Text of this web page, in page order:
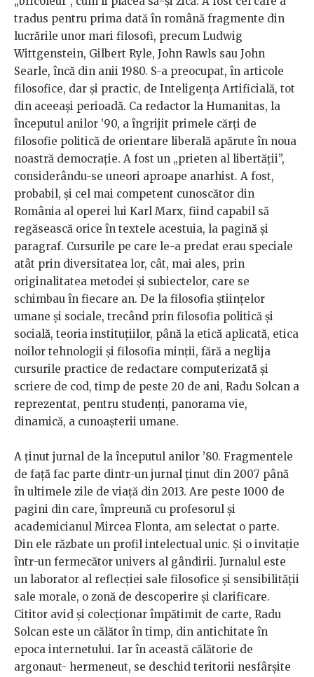
tradus pentru prima dată în română fragmente din
lucrările unor mari filosofi, precum Ludwig
Wittgenstein, Gilbert Ryle, John Rawls sau John
Searle, încă din anii 1980. S-a preocupat, în articole
filosofice, dar și practic, de Inteligența Artificială, tot
din aceeași perioadă. Ca redactor la Humanitas, la
începutul anilor ’90, a îngrijit primele cărți de
filosofie politică de orientare liberală apărute în noua
noastră democrație. A fost un „prieten al libertății”,
considerându-se uneori aproape anarhist. A fost,
probabil, și cel mai competent cunoscător din
România al operei lui Karl Marx, fiind capabil să
regăsească orice în textele acestuia, la pagină și
paragraf. Cursurile pe care le-a predat erau speciale
atât prin diversitatea lor, cât, mai ales, prin
originalitatea metodei și subiectelor, care se
schimbau în fiecare an. De la filosofia științelor
umane și sociale, trecând prin filosofia politică și
socială, teoria instituțiilor, până la etică aplicată, etica
noilor tehnologii și filosofia minții, fără a neglija
cursurile practice de redactare computerizată și
scriere de cod, timp de peste 20 de ani, Radu Solcan a
reprezentat, pentru studenți, panorama vie,
dinamică, a cunoașterii umane.
A ținut jurnal de la începutul anilor ’80. Fragmentele
de față fac parte dintr-un jurnal ținut din 2007 până
în ultimele zile de viață din 2013. Are peste 1000 de
pagini din care, împreună cu profesorul și
academicianul Mircea Flonta, am selectat o parte.
Din ele răzbate un profil intelectual unic. Și o invitație
într-un fermecător univers al gândirii. Jurnalul este
un laborator al reflecției sale filosofice și sensibilității
sale morale, o zonă de descoperire și clarificare.
Cititor avid și colecționar împătimit de carte, Radu
Solcan este un călător în timp, din antichitate în
epoca internetului. Iar în această călătorie de
argonaut- hermeneut, se deschid teritorii nesfârșite